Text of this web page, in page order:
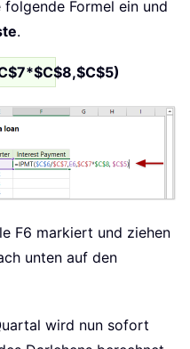
Formel ein und
.
F6 markiert und ziehen
unten auf den
wird nun sofort